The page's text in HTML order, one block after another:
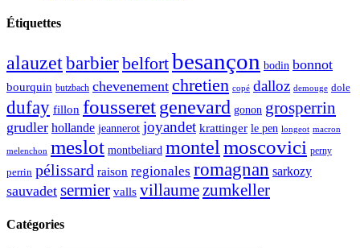
Étiquettes
alauzetbarbierbelfortbesançon bodin bonnot
bourquin butzbach chevenement chretien copé dalloz demouge dole
dufay fillon fousseretgenevard gonon grosperrin
grudler hollande jeannerot joyandet krattinger le pen longeot macron
melenchon meslot montbeliard montel moscovici perny
perrin pélissard raison regionales romagnan sarkozy
sauvadet sermier valls villaume zumkeller
Catégories